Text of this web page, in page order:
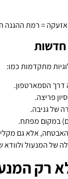
מתקדמות כמו:
דרך הסמארטפון.
פריצה.
במקום מפתח.
אלא גם
המנעול ולוודא
רק